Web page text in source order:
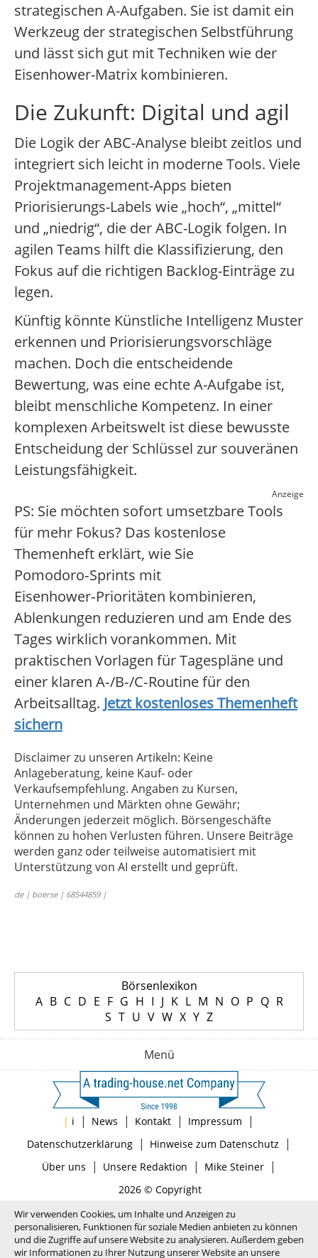
strategischen A-Aufgaben. Sie ist damit ein
Werkzeug der strategischen Selbstführung
und lässt sich gut mit Techniken wie der
Eisenhower-Matrix kombinieren.
Die Zukunft: Digital und agil
Die Logik der ABC-Analyse bleibt zeitlos und
integriert sich leicht in moderne Tools. Viele
Projektmanagement-Apps bieten
Priorisierungs-Labels wie „hoch“, „mittel“
und „niedrig“, die der ABC-Logik folgen. In
agilen Teams hilft die Klassifizierung, den
Fokus auf die richtigen Backlog-Einträge zu
legen.
Künftig könnte Künstliche Intelligenz Muster
erkennen und Priorisierungsvorschläge
machen. Doch die entscheidende
Bewertung, was eine echte A-Aufgabe ist,
bleibt menschliche Kompetenz. In einer
komplexen Arbeitswelt ist diese bewusste
Entscheidung der Schlüssel zur souveränen
Leistungsfähigkeit.
Anzeige
PS: Sie möchten sofort umsetzbare Tools
für mehr Fokus? Das kostenlose
Themenheft erklärt, wie Sie
Pomodoro‑Sprints mit
Eisenhower‑Prioritäten kombinieren,
Ablenkungen reduzieren und am Ende des
Tages wirklich vorankommen. Mit
praktischen Vorlagen für Tagespläne und
einer klaren A‑/B‑/C‑Routine für den
Arbeitsalltag. Jetzt kostenloses Themenheft
sichern
Disclaimer zu unseren Artikeln: Keine
Anlageberatung, keine Kauf- oder
Verkaufsempfehlung. Angaben zu Kursen,
Unternehmen und Märkten ohne Gewähr;
Änderungen jederzeit möglich. Börsengeschäfte
können zu hohen Verlusten führen. Unsere Beiträge
werden ganz oder teilweise automatisiert mit
Unterstützung von AI erstellt und geprüft.
de | boerse | 68544859 |
Börsenlexikon
A B C D E F G H I J K L M N O P Q R
S T U V W X Y Z
Menü
| i | News | Kontakt | Impressum |
Datenschutzerklärung| Hinweise zum Datenschutz |
Über uns | Unsere Redaktion | Mike Steiner|
2026 © Copyright
Wir verwenden Cookies, um Inhalte und Anzeigen zu
personalisieren, Funktionen für soziale Medien anbieten zu können
und die Zugriffe auf unsere Website zu analysieren. Außerdem geben
wir Informationen zu Ihrer Nutzung unserer Website an unsere